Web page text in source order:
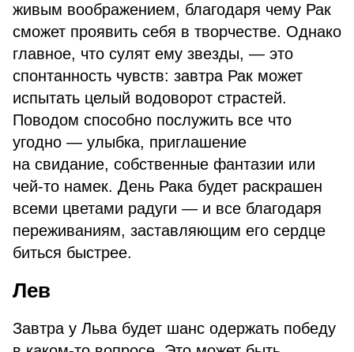
живым воображением, благодаря чему Рак
сможет проявить себя в творчестве. Однако
главное, что сулят ему звезды, — это
спонтанность чувств: завтра Рак может
испытать целый водоворот страстей.
Поводом способно послужить все что
угодно — улыбка, приглашение
на свидание, собственные фантазии или
чей-то намек. День Рака будет раскрашен
всеми цветами радуги — и все благодаря
переживаниям, заставляющим его сердце
биться быстрее.
Лев
Завтра у Льва будет шанс одержать победу